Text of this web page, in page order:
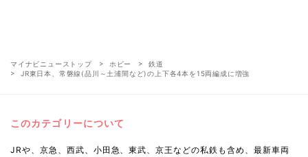
マイナビニューストップ ホビー
鉄道
JR東日本、常磐線(品川～土浦間など)の上下各4本を15両編成に増強
このカテゴリーについて
JRや、京急、西武、小田急、東武、京王などの私鉄も含め、最新車両